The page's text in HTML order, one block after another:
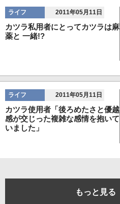
ライフ 2011年05月11日
カツラ私用者にとってカツラは麻
薬と 一緒!?
ライフ 2011年05月11日
カツラ使用者「後ろめたさと優越
感が交じった複雑な感情を抱いて
いました」
もっと見る